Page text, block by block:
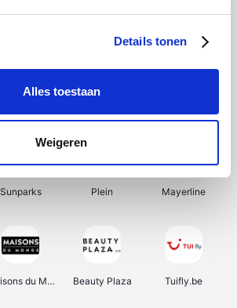
Details tonen
Alles toestaan
Weigeren
Shein Bergfreunde Smartwatchbanden
Sunparks Plein Mayerline
Maisons du Monde Beauty Plaza Tuifly.be